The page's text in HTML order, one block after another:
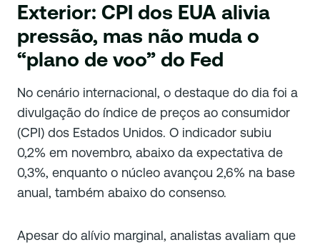
Exterior: CPI dos EUA alivia
pressão, mas não muda o
“plano de voo” do Fed
No cenário internacional, o destaque do dia foi a
divulgação do índice de preços ao consumidor
(CPI) dos Estados Unidos. O indicador subiu
0,2% em novembro, abaixo da expectativa de
0,3%, enquanto o núcleo avançou 2,6% na base
anual, também abaixo do consenso.
Apesar do alívio marginal, analistas avaliam que